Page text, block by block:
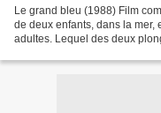
Le grand bleu (1988) Film
de deux enfants, dans la mer,
adultes. Lequel des deux